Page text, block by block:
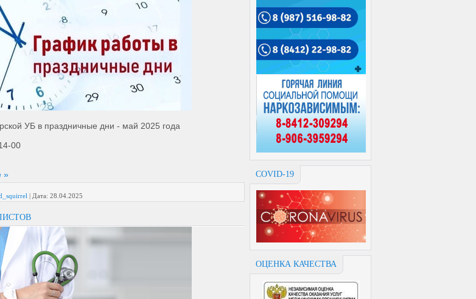
COVID-19
ОЦЕНКА КАЧЕСТВА
УБ в праздничные дни - май 2025 года
00
»
| Дата: 28.04.2025